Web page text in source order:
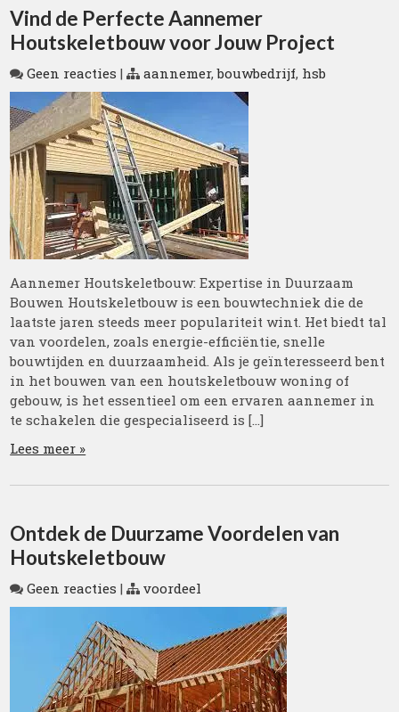
Vind de Perfecte Aannemer
Houtskeletbouw voor Jouw Project
Geen reacties | aannemer,bouwbedrijf, hsb
Aannemer Houtskeletbouw: Expertise in Duurzaam
Bouwen Houtskeletbouw is een bouwtechniek die de
laatste jaren steeds meer populariteit wint. Het biedt tal
van voordelen, zoals energie-efficiëntie, snelle
bouwtijden en duurzaamheid. Als je geïnteresseerd bent
in het bouwen van een houtskeletbouw woning of
gebouw, is het essentieel om een ervaren aannemer in
te schakelen die gespecialiseerd is […]
Lees meer »
Ontdek de Duurzame Voordelen van
Houtskeletbouw
Geen reacties | voordeel